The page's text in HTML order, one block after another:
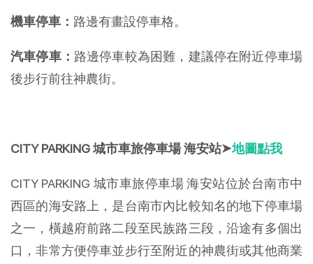
機車停車： 路邊有畫設停車格。
汽車停車： 路邊停車較為困難，建議停在附近停車場
後步行前往神農街。
CITY PARKING 城市車旅停車場 海安站➤地圖點我
CITY PARKING 城市車旅停車場 海安站位於台南市中
西區的海安路上，是台南市內比較知名的地下停車場
之一，橫越府前路二段至民族路三段，沿途有多個出
口，非常方便停車並步行至附近的神農街或其他商業